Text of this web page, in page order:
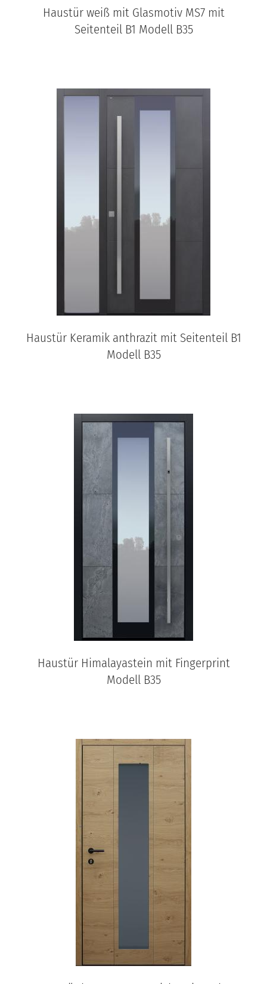
Haustür weiß mit Glasmotiv MS7 mit
Seitenteil B1 Modell B35
Haustür Keramik anthrazit mit Seitenteil B1
Modell B35
Haustür Himalayastein mit Fingerprint
Modell B35